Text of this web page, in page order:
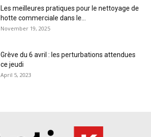
Les meilleures pratiques pour le nettoyage de
hotte commerciale dans le...
November 19, 2025
Grève du 6 avril : les perturbations attendues
ce jeudi
April 5, 2023